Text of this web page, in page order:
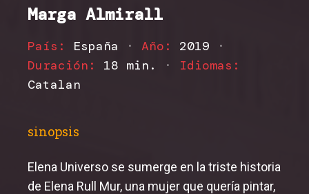
PELÍCULAS
NOTICIAS
Programación 2025
MemoriReus
Marga Almirall
País: España · Año: 2019
·
Duración:
18 min. ·
Idiomas:
Catalan
sinopsis
Elena Universo se sumerge en la triste historia
de Elena Rull Mur, una mujer que quería pintar,